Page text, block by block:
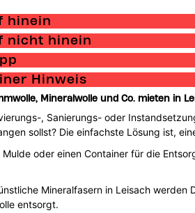
hinein
nicht hinein
Hinweis
Mineralwolle und Co. mieten in
, Sanierungs- oder
sollst? Die einfachste Lösung ist,
oder einen Container für die
Mineralfasern in Leisach werden
entsorgt.